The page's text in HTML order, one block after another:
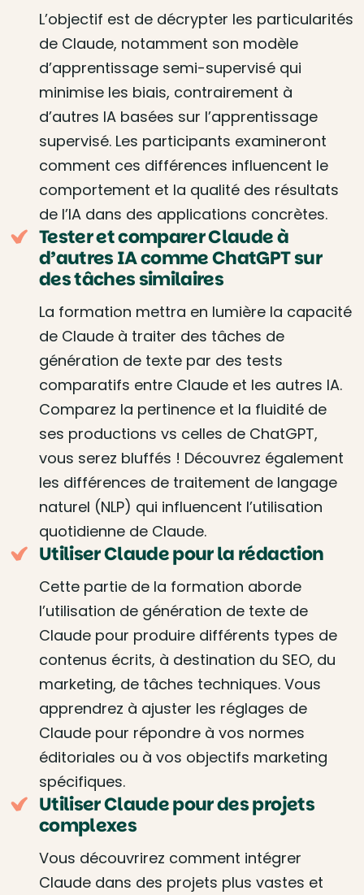
L’objectif est de décrypter les particularités
de Claude, notamment son modèle
d’apprentissage semi-supervisé qui
minimise les biais, contrairement à
d’autres IA basées sur l’apprentissage
supervisé. Les participants examineront
comment ces différences influencent le
comportement et la qualité des résultats
de l’IA dans des applications concrètes.
Tester et comparer Claude à
d’autres IA comme ChatGPT sur
des tâches similaires
La formation mettra en lumière la capacité
de Claude à traiter des tâches de
génération de texte par des tests
comparatifs entre Claude et les autres IA.
Comparez la pertinence et la fluidité de
ses productions vs celles de ChatGPT,
vous serez bluffés ! Découvrez également
les différences de traitement de langage
naturel (NLP) qui influencent l’utilisation
quotidienne de Claude.
Utiliser Claude pour la rédaction
Cette partie de la formation aborde
l’utilisation de génération de texte de
Claude pour produire différents types de
contenus écrits, à destination du SEO, du
marketing, de tâches techniques. Vous
apprendrez à ajuster les réglages de
Claude pour répondre à vos normes
éditoriales ou à vos objectifs marketing
spécifiques.
Utiliser Claude pour des projets
complexes
Vous découvrirez comment intégrer
Claude dans des projets plus vastes et